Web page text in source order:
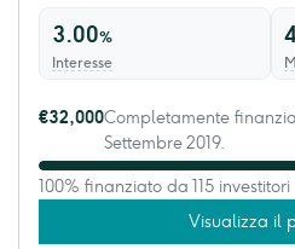
3.00%
Interesse
€32,000Completamente
Settembre 2019.
100% finanziato da 115 investitori
Visualizza il